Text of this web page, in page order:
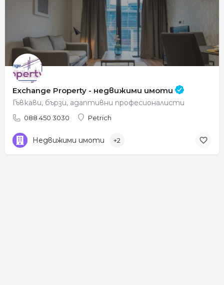
Exchange Property - недвижими имоти
Гъвкави, бързи, адаптивни професионалисти
088 450 3030 Petrich
Недвижими имоти +2